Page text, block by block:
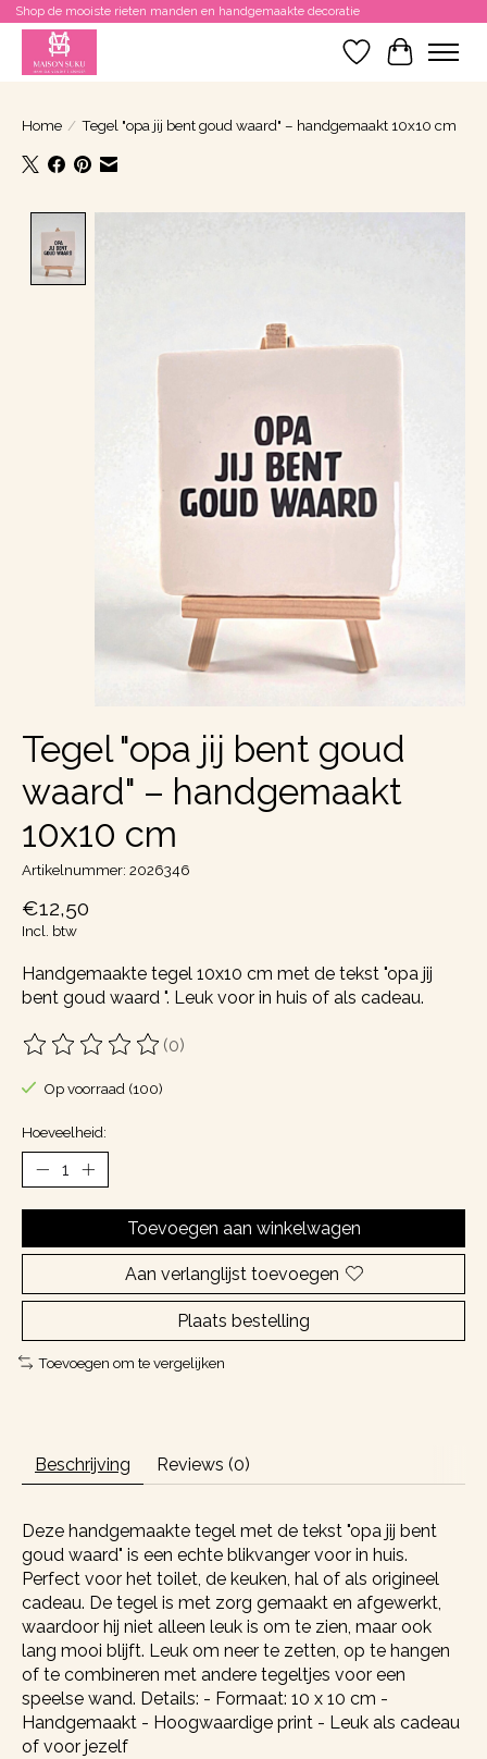
Shop de mooiste rieten manden en handgemaakte decoratie
Verlanglijst
Home / Tegel "opa jij bent goud waard" – handgemaakt 10x10 cm
Tegel "opa jij bent goud
waard" – handgemaakt
10x10 cm
Artikelnummer: 2026346
€12,50
Incl. btw
Handgemaakte tegel 10x10 cm met de tekst "opa jij
bent goud waard ". Leuk voor in huis of als cadeau.
De beoordeling van dit product is
(0)
Op voorraad (100)
Hoeveelheid:
Toevoegen aan winkelwagen
Aan verlanglijst toevoegen
Plaats bestelling
Toevoegen om te vergelijken
Beschrijving Reviews (0)
Deze handgemaakte tegel met de tekst "opa jij bent
goud waard" is een echte blikvanger voor in huis.
Perfect voor het toilet, de keuken, hal of als origineel
cadeau. De tegel is met zorg gemaakt en afgewerkt,
waardoor hij niet alleen leuk is om te zien, maar ook
lang mooi blijft. Leuk om neer te zetten, op te hangen
of te combineren met andere tegeltjes voor een
speelse wand. Details: - Formaat: 10 x 10 cm -
Handgemaakt - Hoogwaardige print - Leuk als cadeau
of voor jezelf